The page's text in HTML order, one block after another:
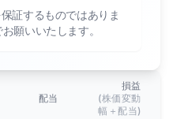
証するものではありま
願いいたします。
配当
損益
(株価変動
幅＋配当)